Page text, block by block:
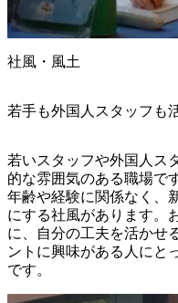
社風・風土
若手も外国人スタッフも
若いスタッフや外国人ス
的な雰囲気のある職場で
年齢や経験に関係なく、
にする社風があります。
に、自分の工夫を活かせ
ントに興味がある人にと
です。